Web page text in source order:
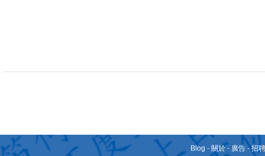
Blog - 關於 - 廣告 -招